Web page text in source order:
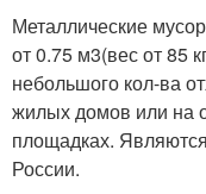
Металлические
от 0.75 м3(вес от 85
небольшого кол-ва
жилых домов или на
площадках.
России.